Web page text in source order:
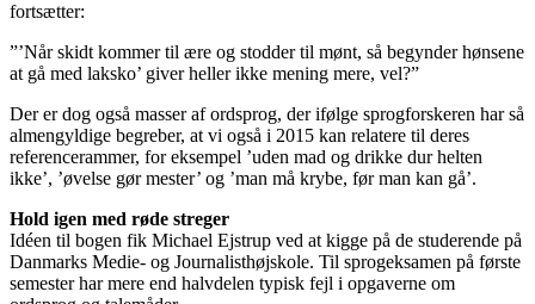
fortsætter:
”’Når skidt kommer til ære og stodder til mønt, så begynder hønsene
at gå med laksko’ giver heller ikke mening mere, vel?”
Der er dog også masser af ordsprog, der ifølge sprogforskeren har så
almengyldige begreber, at vi også i 2015 kan relatere til deres
referencerammer, for eksempel ’uden mad og drikke dur helten
ikke’, ’øvelse gør mester’ og ’man må krybe, før man kan gå’.
Hold igen med røde streger
Idéen til bogen fik Michael Ejstrup ved at kigge på de studerende på
Danmarks Medie- og Journalisthøjskole. Til sprogeksamen på første
semester har mere end halvdelen typisk fejl i opgaverne om